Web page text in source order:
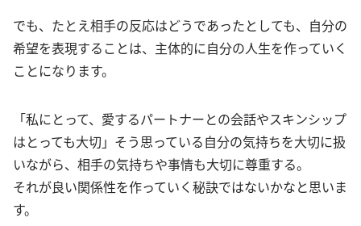
でも、たとえ相手の反応はどうであったとしても、自分の
希望を表現することは、主体的に自分の人生を作っていく
ことになります。
「私にとって、愛するパートナーとの会話やスキンシップ
はとっても大切」そう思っている自分の気持ちを大切に扱
いながら、相手の気持ちや事情も大切に尊重する。
それが良い関係性を作っていく秘訣ではないかなと思いま
す。